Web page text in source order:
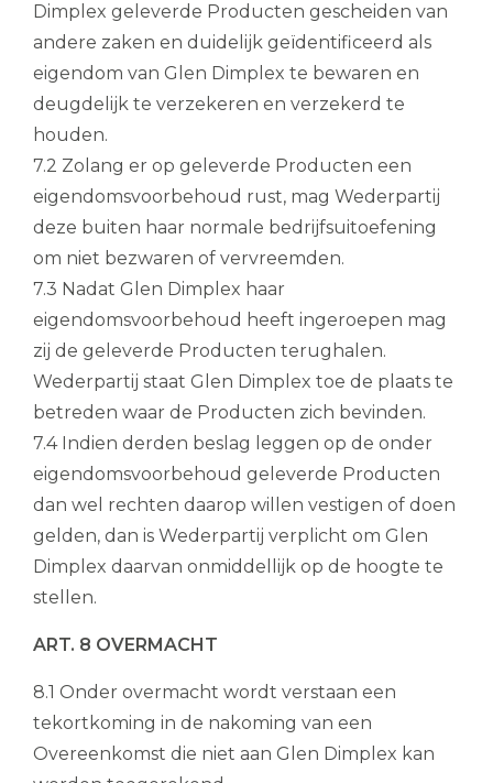
Dimplex geleverde Producten gescheiden van
andere zaken en duidelijk geïdentificeerd als
eigendom van Glen Dimplex te bewaren en
deugdelijk te verzekeren en verzekerd te
houden.
7.2 Zolang er op geleverde Producten een
eigendomsvoorbehoud rust, mag Wederpartij
deze buiten haar normale bedrijfsuitoefening
om niet bezwaren of vervreemden.
7.3 Nadat Glen Dimplex haar
eigendomsvoorbehoud heeft ingeroepen mag
zij de geleverde Producten terughalen.
Wederpartij staat Glen Dimplex toe de plaats te
betreden waar de Producten zich bevinden.
7.4 Indien derden beslag leggen op de onder
eigendomsvoorbehoud geleverde Producten
dan wel rechten daarop willen vestigen of doen
gelden, dan is Wederpartij verplicht om Glen
Dimplex daarvan onmiddellijk op de hoogte te
stellen.
ART. 8 OVERMACHT
8.1 Onder overmacht wordt verstaan een
tekortkoming in de nakoming van een
Overeenkomst die niet aan Glen Dimplex kan